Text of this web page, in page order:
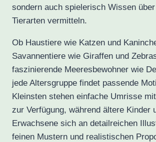
sondern auch spielerisch Wissen
Tierarten vermitteln.
Ob Haustiere wie Katzen und
Savannentiere wie Giraffen und
faszinierende Meeresbewohner wie
jede Altersgruppe findet passende
Kleinsten stehen einfache Umrisse
zur Verfügung, während ältere Kinder
Erwachsene sich an detailreichen
feinen Mustern und realistischen